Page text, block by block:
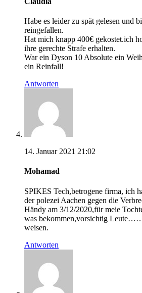
Habe es leider zu spät gelesen und
reingefallen.
Hat mich knapp 400€ gekostet.ich
ihre gerechte Strafe erhalten.
War ein Dyson 10 Absolute ein
ein Reinfall!
Antworten
14. Januar 2021 21:02
Mohamad
SPIKES Tech,betrogene firma, ich
der polezei Aachen gegen die
Händy am 3/12/2020,für meie
was bekommen,vorsichtig
weisen.
Antworten